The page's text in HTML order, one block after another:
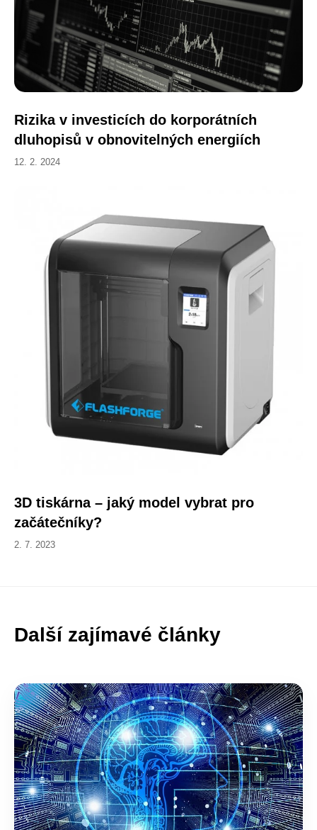
Rizika v investicích do korporátních
dluhopisů v obnovitelných energiích
12. 2. 2024
3D tiskárna – jaký model vybrat pro
začátečníky?
2. 7. 2023
Další zajímavé články